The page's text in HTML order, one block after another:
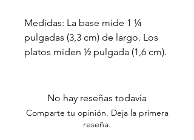
Medidas: La base mide 1 ¼
pulgadas (3,3 cm) de largo. Los
platos miden ½ pulgada (1,6 cm).
No hay reseñas todavía
Comparte tu opinión. Deja la primera
reseña.